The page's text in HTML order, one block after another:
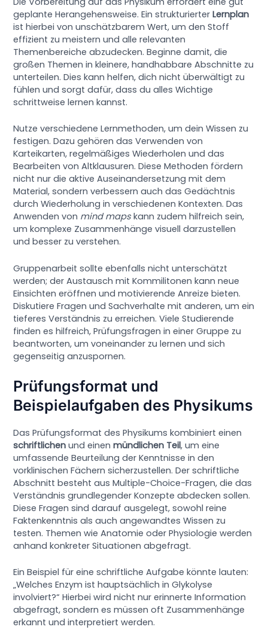
geplante Herangehensweise. Ein strukturierterLernplan
ist hierbei von unschätzbarem Wert, um den Stoff
effizient zu meistern und alle relevanten
Themenbereiche abzudecken. Beginne damit, die
großen Themen in kleinere, handhabbare Abschnitte zu
unterteilen. Dies kann helfen, dich nicht überwältigt zu
fühlen und sorgt dafür, dass du alles Wichtige
schrittweise lernen kannst.
Nutze verschiedene Lernmethoden, um dein Wissen zu
festigen. Dazu gehören das Verwenden von
Karteikarten, regelmäßiges Wiederholen und das
Bearbeiten von Altklausuren. Diese Methoden fördern
nicht nur die aktive Auseinandersetzung mit dem
Material, sondern verbessern auch das Gedächtnis
durch Wiederholung in verschiedenen Kontexten. Das
Anwenden von mind mapskann zudem hilfreich sein,
um komplexe Zusammenhänge visuell darzustellen
und besser zu verstehen.
Gruppenarbeit sollte ebenfalls nicht unterschätzt
werden; der Austausch mit Kommilitonen kann neue
Einsichten eröffnen und motivierende Anreize bieten.
Diskutiere Fragen und Sachverhalte mit anderen, um ein
tieferes Verständnis zu erreichen. Viele Studierende
finden es hilfreich, Prüfungsfragen in einer Gruppe zu
beantworten, um voneinander zu lernen und sich
gegenseitig anzuspornen.
Prüfungsformat und
Beispielaufgaben des Physikums
Das Prüfungsformat des Physikums kombiniert einen
schriftlichen und einenmündlichen Teil, um eine
umfassende Beurteilung der Kenntnisse in den
vorklinischen Fächern sicherzustellen. Der schriftliche
Abschnitt besteht aus Multiple-Choice-Fragen, die das
Verständnis grundlegender Konzepte abdecken sollen.
Diese Fragen sind darauf ausgelegt, sowohl reine
Faktenkenntnis als auch angewandtes Wissen zu
testen. Themen wie Anatomie oder Physiologie werden
anhand konkreter Situationen abgefragt.
Ein Beispiel für eine schriftliche Aufgabe könnte lauten:
„Welches Enzym ist hauptsächlich in Glykolyse
involviert?“ Hierbei wird nicht nur erinnerte Information
abgefragt, sondern es müssen oft Zusammenhänge
erkannt und interpretiert werden.